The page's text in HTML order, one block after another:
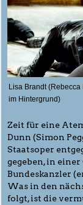
Lisa Brandt
im Hintergrund)
Zeit für eine
Dunn (Simon
Staatsoper
gegeben, in
Bundeskanzler
Was in den
folgt, ist die